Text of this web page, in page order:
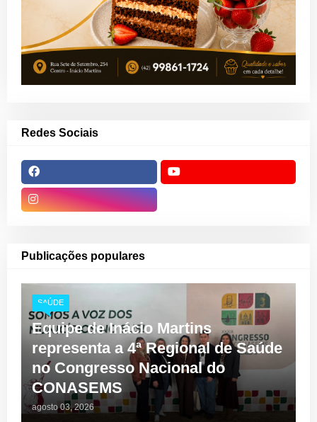
Redes Sociais
Publicações populares
SAÚDE
Equipe de Inácio Martins
representa a 4ª Regional de Saúde
no Congresso Nacional do
CONASEMS
agosto 03, 2026